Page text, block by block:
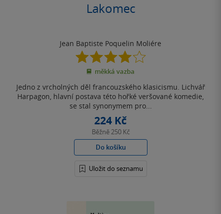
Lakomec
Jean Baptiste Poquelin Moliére
4.0
z
5
měkká vazba
Jedno z vrcholných děl francouzského klasicismu. Lichvář
Harpagon, hlavní postava této hořké veršované komedie,
se stal synonymem pro...
224 Kč
Běžně250 Kč
Do košíku
Uložit do seznamu